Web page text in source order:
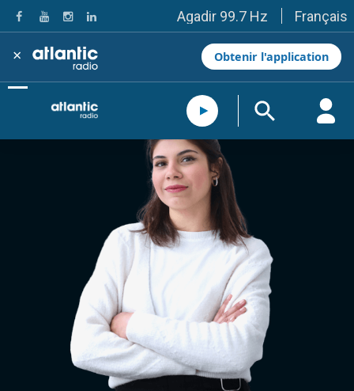
Agadir 99.7 Hz
Tanger 103.3 Hz
Tétouan 87.8 Hz
Fès 98.8 Hz
Meknès 97.2 Hz
El Jadida 97.3
Settat 104,6
Essaouira 96.6
Safi 92.3
Taza 103.0
Taounate 95.6
Tiznit 103.1
SkhourRhamna 92.2
Taroudant 104.9
Guelmim 91.9
Tan-Tan 95.2
Tafraout 104.9
Casablanca 92.5 Hz
Rabat, Salé 106.9 Hz
Marrakech 90.5 Hz
Agadir 99.7 Hz
Tanger 103.3 Hz
Français
× Obtenir l'application